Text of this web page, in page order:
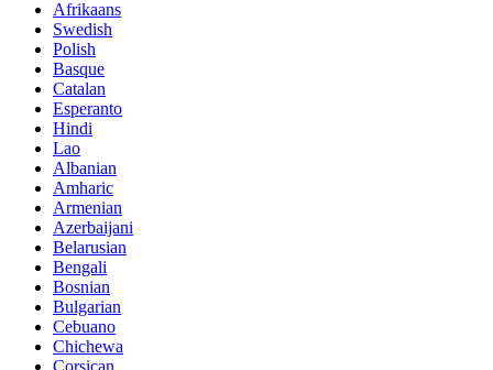
Afrikaans
Swedish
Polish
Basque
Catalan
Esperanto
Hindi
Lao
Albanian
Amharic
Armenian
Azerbaijani
Belarusian
Bengali
Bosnian
Bulgarian
Cebuano
Chichewa